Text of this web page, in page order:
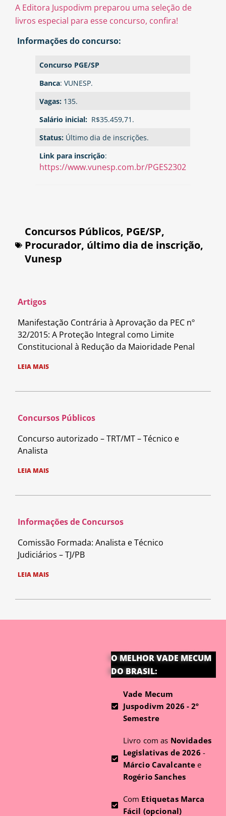
A Editora Juspodivm preparou uma seleção de
livros especial para esse concurso, confira!
Informações do concurso:
Concurso PGE/SP
Banca: VUNESP.
Vagas: 135.
Salário inicial: R$35.459,71.
Status: Último dia de inscrições.
Link para inscrição:
https://www.vunesp.com.br/PGES2302
Concursos Públicos, PGE/SP,
Procurador, último dia de inscrição,
Vunesp
Artigos
Manifestação Contrária à Aprovação da PEC nº
32/2015: A Proteção Integral como Limite
Constitucional à Redução da Maioridade Penal
LEIA MAIS
Concursos Públicos
Concurso autorizado – TRT/MT – Técnico e
Analista
LEIA MAIS
Informações de Concursos
Comissão Formada: Analista e Técnico
Judiciários – TJ/PB
LEIA MAIS
O MELHOR VADE MECUM
DO BRASIL:
Vade Mecum
Juspodivm 2026 - 2º
Semestre
Livro com as Novidades
Legislativas de 2026 -
Márcio Cavalcante e
Rogério Sanches
Com Etiquetas Marca
Fácil (opcional)